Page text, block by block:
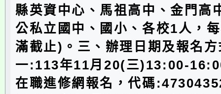
縣英資中心、馬祖高中、金門高
公私立國中、國小、各校1人，
滿截止)。三、辦理日期及報名
一:113年11月20(三)13:00-
在職進修網報名，代碼